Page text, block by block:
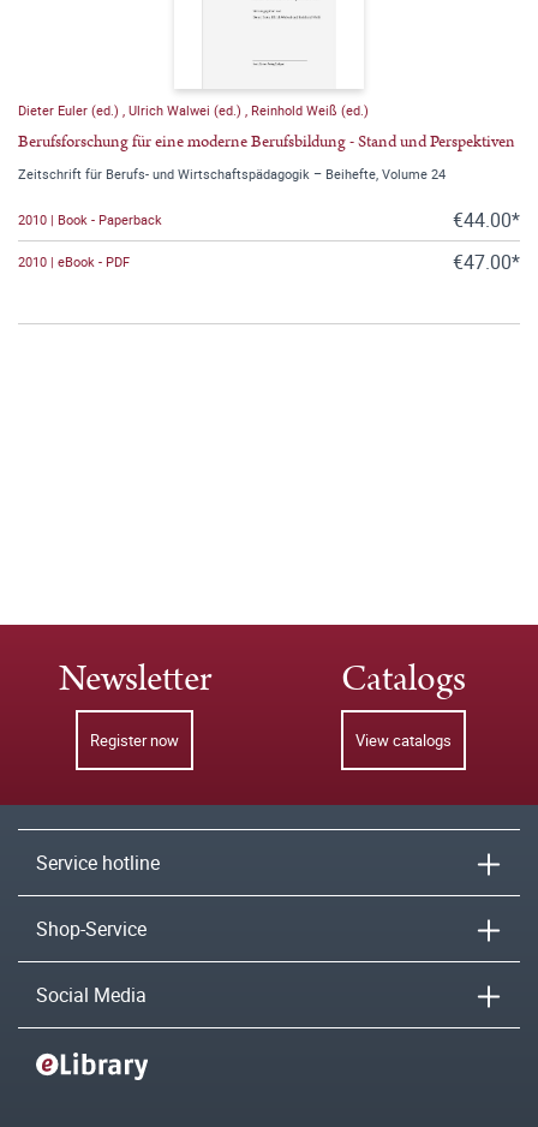
Dieter Euler (ed.) Ulrich Walwei (ed.) Reinhold Weiß (ed.)
Berufsforschung für eine moderne Berufsbildung - Stand und Perspektiven
Zeitschrift für Berufs- und Wirtschaftspädagogik – Beihefte, Volume 24
2010 | Book - Paperback €44.00*
2010 | eBook - PDF €47.00*
Newsletter
Register now
Catalogs
View catalogs
Service hotline
Shop-Service
Social Media